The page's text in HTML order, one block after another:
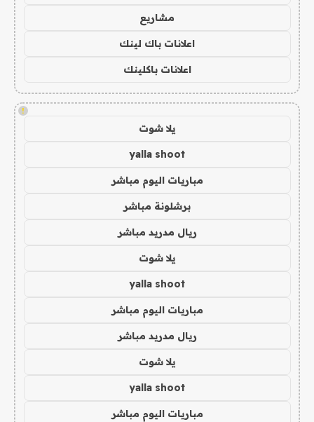
مشاريع
اعلانات باك لينك
اعلانات باكلينك
!
يلا شوت
yalla shoot
مباريات اليوم مباشر
برشلونة مباشر
ريال مدريد مباشر
يلا شوت
yalla shoot
مباريات اليوم مباشر
ريال مدريد مباشر
يلا شوت
yalla shoot
مباريات اليوم مباشر